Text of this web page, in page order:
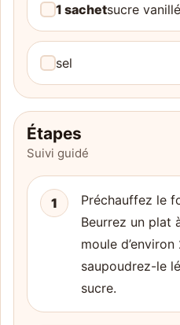
1 sachetsucre vanillé
sel
Étapes
Suivi guidé
1
Préchauffez le
Beurrez un plat
moule
saupoudrez-le
sucre.